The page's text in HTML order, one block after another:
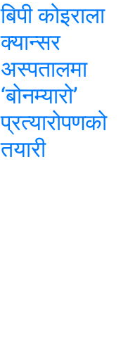
बिपी कोइराला
क्यान्सर
अस्पतालमा
‘बोनम्यारो’
प्रत्यारोपणको
तयारी